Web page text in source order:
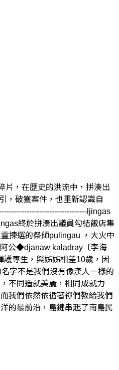
片，在歷史的洪流中，拼湊出
，破獲案件，也重新認識自
ljingas
終於拼湊出議員勾結飯店集
揀選的祭師pulingau ，大火中
公◆djanaw kaladray〔李海
專生，與姊姊相差10歲，因
字不是我們沒有像漢人一樣的
不同造就美麗，相同成就力
我們依然依循著祢們教給我們
的最前沿，島鏈串起了南島民